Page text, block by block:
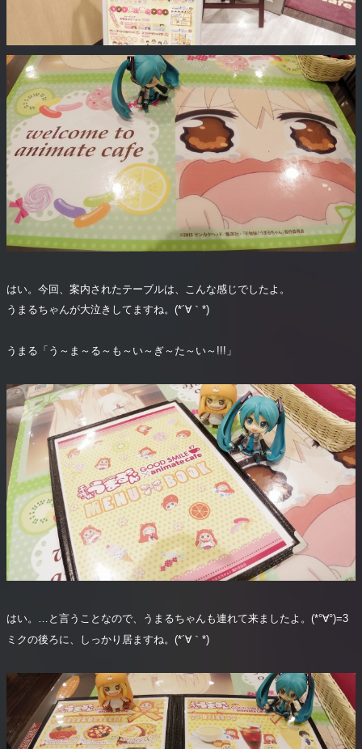
はい。今回、案内されたテーブルは、こんな感じでしたよ。
うまるちゃんが大泣きしてますね。(*´∀｀*)
うまる「う～ま～る～も～い～ぎ～た～い～!!!」
はい。…と言うことなので、うまるちゃんも連れて来ましたよ。(*°∀°)=3
ミクの後ろに、しっかり居ますね。(*´∀｀*)